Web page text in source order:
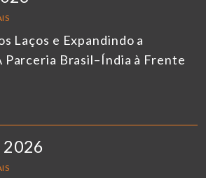
Laços e Expandindo a
Parceria Brasil–Índia à Frente
2026